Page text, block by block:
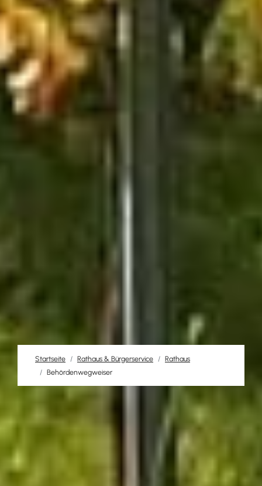
Startseite Rathaus & Bürgerservice
Rathaus
Behördenwegweiser